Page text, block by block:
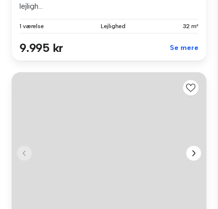
lejligh...
1 værelse Lejlighed 32 m²
9.995 kr Se mere